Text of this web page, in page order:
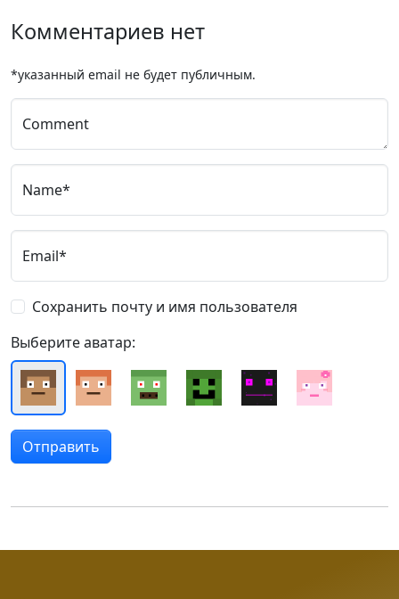
Комментариев нет
*указанный email не будет публичным.
Comment
Name*
Email*
Сохранить почту и имя пользователя
Выберите аватар: